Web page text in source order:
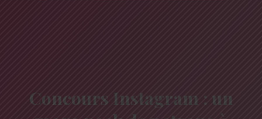
Concours Instagram : un